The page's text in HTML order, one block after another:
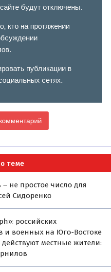
будут отключены.
кто на протяжении
публикации в
сетях.
теме
не простое число для
Сидоренко
российских
и военных на Юго-Востоке
местные жители: